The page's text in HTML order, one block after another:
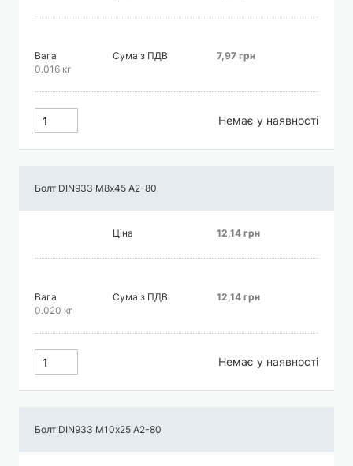
Вага
0.016 кг
Сума з ПДВ 7,97 грн
Немає у наявності
Болт DIN933 М8х45 А2-80
Ціна 12,14 грн
Вага
0.020 кг
Сума з ПДВ 12,14 грн
Немає у наявності
Болт DIN933 М10х25 А2-80